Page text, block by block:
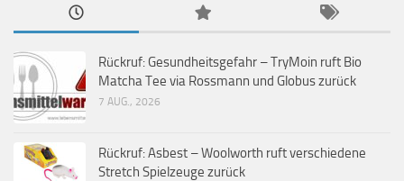
Rückruf: Gesundheitsgefahr – TryMoin ruft Bio
Matcha Tee via Rossmann und Globus zurück
7 AUG., 2026
Rückruf: Asbest – Woolworth ruft verschiedene
Stretch Spielzeuge zurück